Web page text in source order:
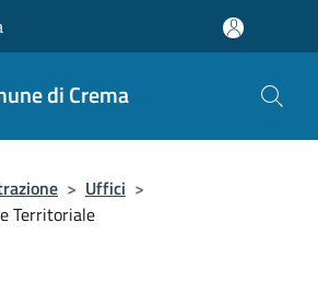
di Crema
> Uffici >
Territoriale